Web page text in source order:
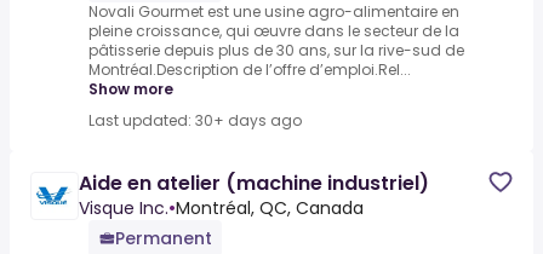
Novali Gourmet est une usine agro-alimentaire en
pleine croissance, qui œuvre dans le secteur de la
pâtisserie depuis plus de 30 ans, sur la rive-sud de
Montréal.Description de l’offre d’emploi.Rel...
Show more
Last updated: 30+ days ago
Aide en atelier (machine industriel)
Visque Inc.•Montréal, QC, Canada
Permanent